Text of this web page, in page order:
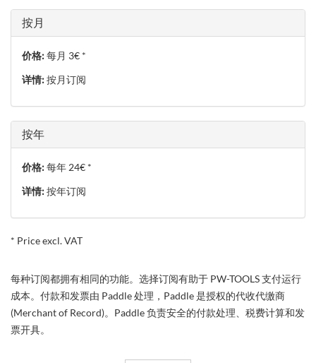
按月
价格:每月 3€ *
详情:按月订阅
按年
价格:每年 24€ *
详情:按年订阅
* Price excl. VAT
每种订阅都拥有相同的功能。选择订阅有助于 PW-TOOLS 支付运行
成本。付款和发票由 Paddle 处理，Paddle 是授权的代收代缴商
(Merchant of Record)。Paddle 负责安全的付款处理、税费计算和发
票开具。